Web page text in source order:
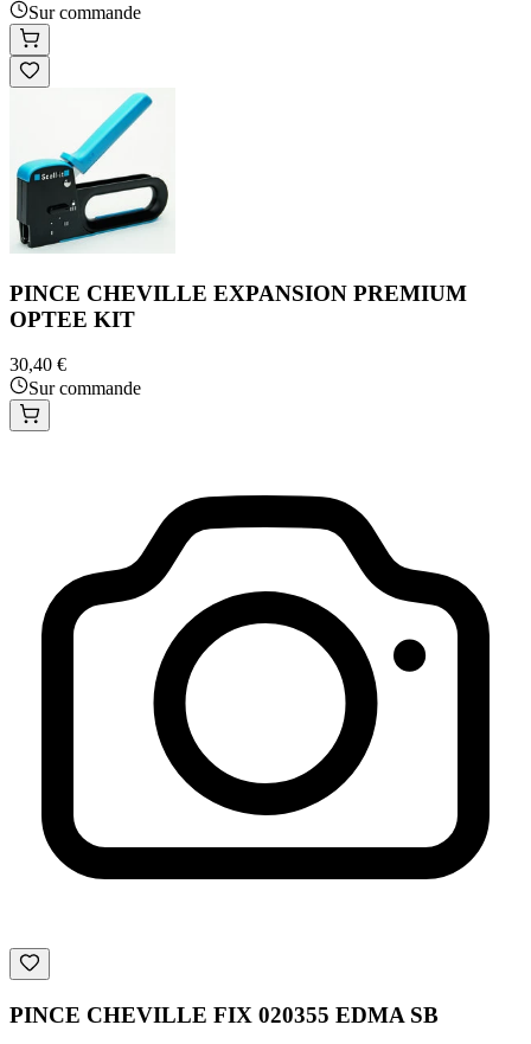
Sur commande
PINCE CHEVILLE EXPANSION PREMIUM
OPTEE KIT
30,40 €
Sur commande
PINCE CHEVILLE FIX 020355 EDMA SB